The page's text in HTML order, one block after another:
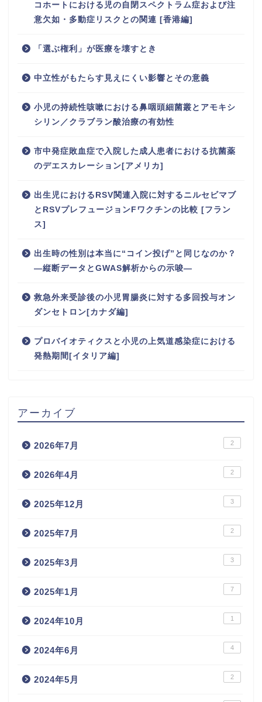
コホートにおける児の自閉スペクトラム症および注
意欠如・多動症リスクとの関連 [香港編]
「選ぶ権利」が医療を壊すとき
中立性がもたらす見えにくい影響とその意義
小児の持続性咳嗽における鼻咽頭細菌叢とアモキシ
シリン／クラブラン酸治療の有効性
市中発症敗血症で入院した成人患者における抗菌薬
のデエスカレーション[アメリカ]
出生児におけるRSV関連入院に対するニルセビマブ
とRSVプレフュージョンFワクチンの比較 [フラン
ス]
出生時の性別は本当に“コイン投げ”と同じなのか？
―縦断データとGWAS解析からの示唆―
救急外来受診後の小児胃腸炎に対する多回投与オン
ダンセトロン[カナダ編]
プロバイオティクスと小児の上気道感染症における
発熱期間[イタリア編]
アーカイブ
2026年7月 2
2026年4月 2
2025年12月 3
2025年7月 2
2025年3月 3
2025年1月 7
2024年10月 1
2024年6月 4
2024年5月 2